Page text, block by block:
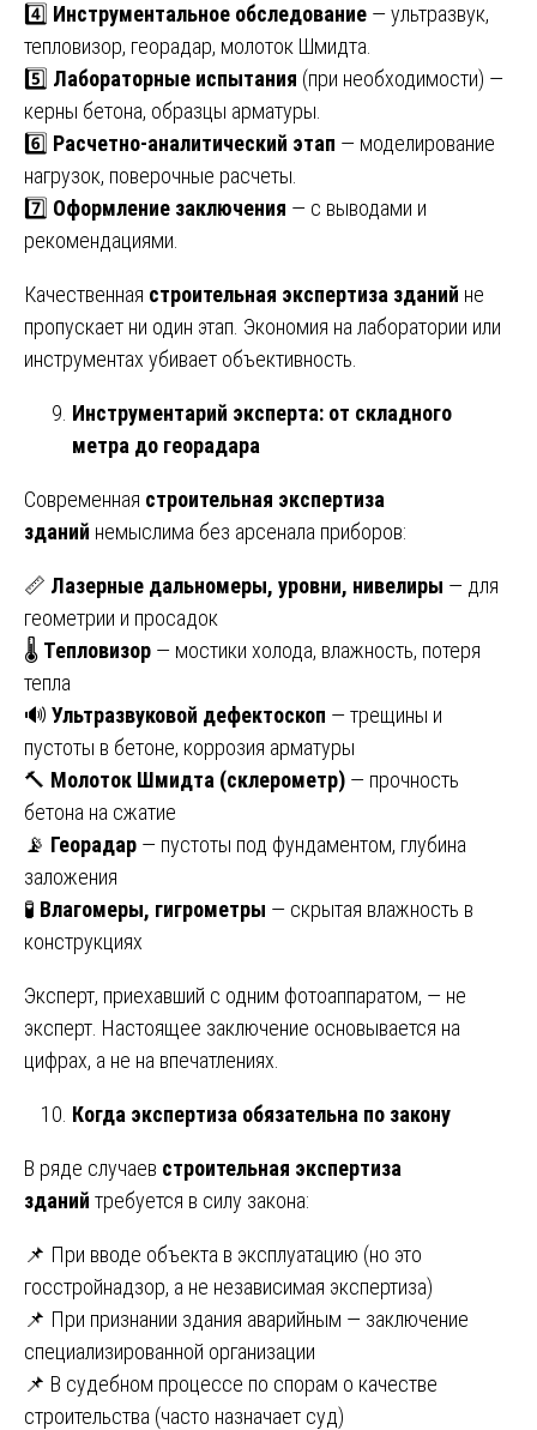
4️⃣ Инструментальное обследование — ультразвук,
тепловизор, георадар, молоток Шмидта.
5️⃣ Лабораторные испытания (при необходимости) —
керны бетона, образцы арматуры.
6️⃣ Расчетно-аналитический этап — моделирование
нагрузок, поверочные расчеты.
7️⃣ Оформление заключения — с выводами и
рекомендациями.
Качественная строительная экспертиза зданий не
пропускает ни один этап. Экономия на лаборатории или
инструментах убивает объективность.
Инструментарий эксперта: от складного
метра до георадара
Современная строительная экспертиза
зданий немыслима без арсенала приборов:
📏 Лазерные дальномеры, уровни, нивелиры — для
геометрии и просадок
🌡️ Тепловизор — мостики холода, влажность, потеря
тепла
🔊 Ультразвуковой дефектоскоп — трещины и
пустоты в бетоне, коррозия арматуры
🔨 Молоток Шмидта (склерометр) — прочность
бетона на сжатие
📡 Георадар — пустоты под фундаментом, глубина
заложения
🧪 Влагомеры, гигрометры — скрытая влажность в
конструкциях
Эксперт, приехавший с одним фотоаппаратом, — не
эксперт. Настоящее заключение основывается на
цифрах, а не на впечатлениях.
Когда экспертиза обязательна по закону
В ряде случаев строительная экспертиза
зданий требуется в силу закона:
📌 При вводе объекта в эксплуатацию (но это
госстройнадзор, а не независимая экспертиза)
📌 При признании здания аварийным — заключение
специализированной организации
📌 В судебном процессе по спорам о качестве
строительства (часто назначает суд)